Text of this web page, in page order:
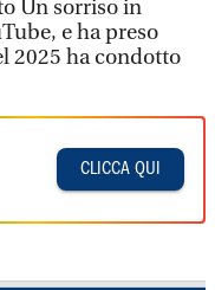
Un sorriso in
e ha preso
2025 ha condotto
CLICCA QUI